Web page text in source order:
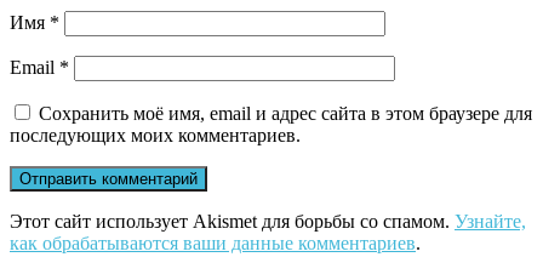
Имя *
Email *
Сохранить моё имя, email и адрес сайта в этом браузере для
последующих моих комментариев.
Этот сайт использует Akismet для борьбы со спамом. Узнайте,
как обрабатываются ваши данные комментариев.